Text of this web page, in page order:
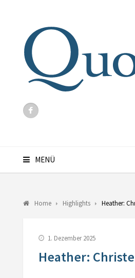
MENÜ
Home Highlights Heather:
1. Dezember 2025
Heather: